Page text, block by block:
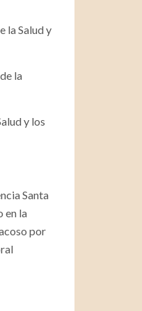
la Salud y
la
y los
Santa
en la
por